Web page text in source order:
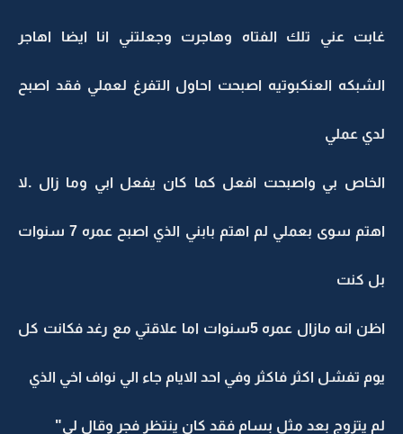
غابت عني تلك الفتاه وهاجرت وجعلتني انا ايضا اهاجر
الشبكه العنكبوتيه اصبحت احاول التفرغ لعملي فقد اصبح
لدي عملي
الخاص بي واصبحت افعل كما كان يفعل ابي وما زال .لا
اهتم سوى بعملي لم اهتم بابني الذي اصبح عمره 7 سنوات
بل كنت
اظن انه مازال عمره 5سنوات اما علاقتي مع رغد فكانت كل
يوم تفشل اكثر فاكثر وفي احد الايام جاء الي نواف اخي الذي
لم يتزوج بعد مثل بسام فقد كان ينتظر فجر وقال لي"